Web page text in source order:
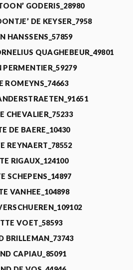
GODERIS_28980
DE KEYSER_7958
HANSSENS_57859
QUAGHEBEUR_49801
ROMEYNS_74663
CHEVALIER_75233
DE BAERE_10430
REYNAERT_78552
RIGAUX_124100
SCHEPENS_14897
VANHEE_104898
VOET_58593
BRILLEMAN_73743
CAPIAU_85091